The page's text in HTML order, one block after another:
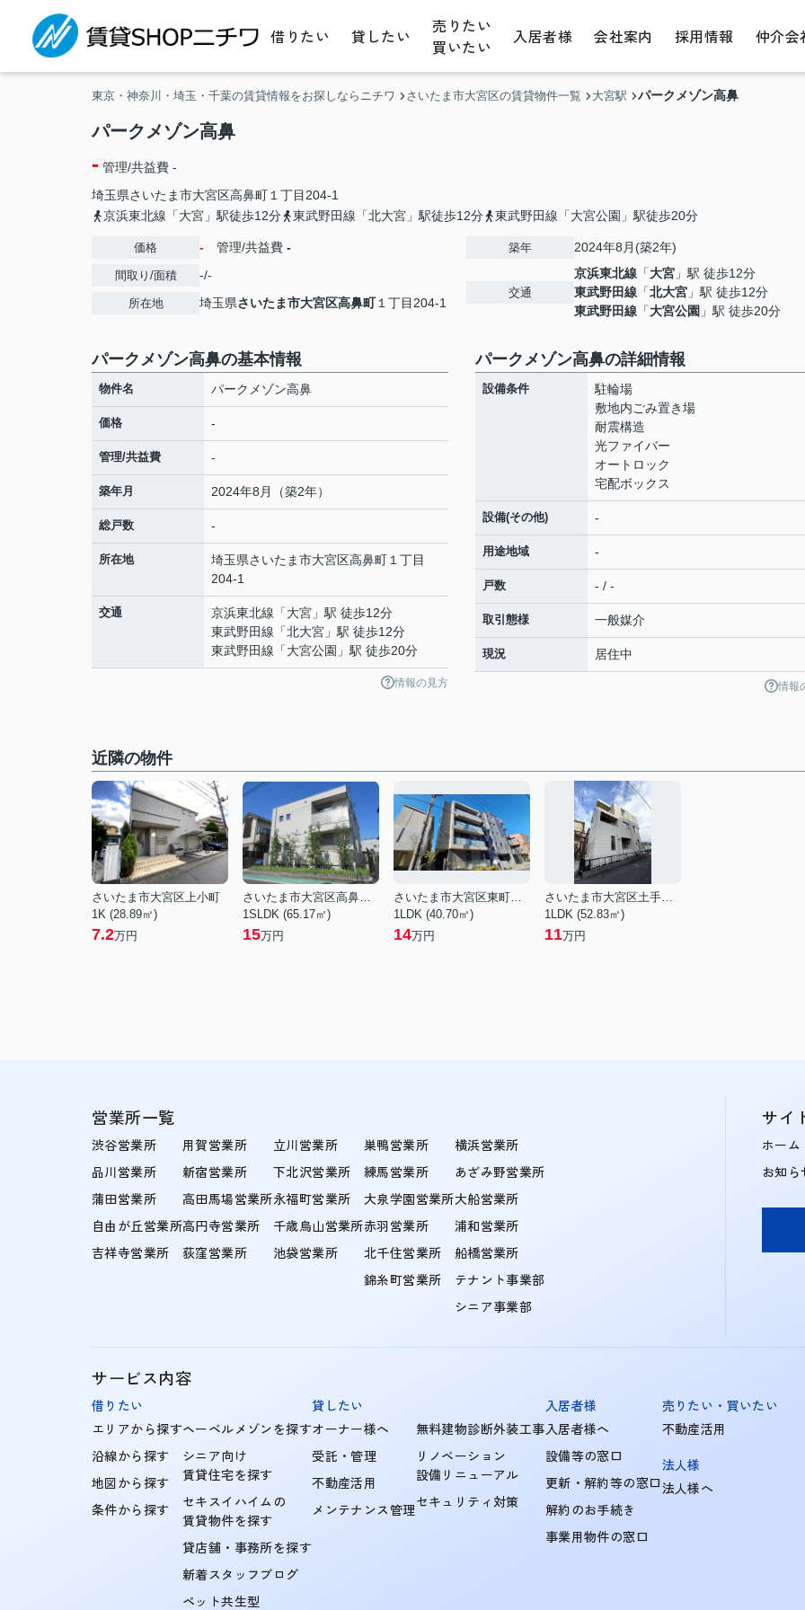
借りたい 貸したい
売りたい
買いたい
入居者様 会社案内 採用情報 仲介会
東京・神奈川・埼玉・千葉の賃貸情報をお探しならニチワ さいたま市大宮区の賃貸物件一覧 大宮駅 パークメゾン高鼻
パークメゾン高鼻
- 管理/共益費 -
埼玉県さいたま市大宮区高鼻町 １丁目204-1
京浜東北線「大宮」駅徒歩12分
東武野田線「北大宮」駅徒歩12分 東武野田線「大宮公園」駅徒歩20分
価格 - 管理/共益費 -
間取り/面積 -/-
所在地 埼玉県さいたま市大宮区高鼻町１丁目204-1
築年 2024年8月(築2年)
交通
京浜東北線 「大宮 」駅 徒歩12分
東武野田線 「北大宮 」駅 徒歩12分
東武野田線 「大宮公園 」駅 徒歩20分
パークメゾン高鼻の基本情報
物件名 パークメゾン高鼻
価格 -
管理/共益費 -
築年月 2024年8月（築2年）
総戸数 -
所在地 埼玉県さいたま市大宮区高鼻町 １丁目
204-1
交通 京浜東北線 「大宮 」駅 徒歩12分
東武野田線 「北大宮 」駅 徒歩12分
東武野田線 「大宮公園 」駅 徒歩20分
情報の見方
パークメゾン高鼻の詳細情報
設備条件
駐輪場
敷地内ごみ置き場
耐震構造
光ファイバー
オートロック
宅配ボックス
設備(その他) -
用途地域 -
戸数 - / -
取引態様 一般媒介
現況 居住中
情報
近隣の物件
さいたま市大宮区上小町
1K (28.89㎡)
7.2万円
さいたま市大宮区高鼻町１丁目
1SLDK (65.17㎡)
15万円
さいたま市大宮区東町２丁目
1LDK (40.70㎡)
14万円
さいたま市大宮区土手町１丁目
1LDK (52.83㎡)
11万円
営業所一覧
渋谷営業所
品川営業所
蒲田営業所
自由が丘営業所
吉祥寺営業所
用賀営業所
新宿営業所
高田馬場営業所
高円寺営業所
荻窪営業所
立川営業所
下北沢営業所
永福町営業所
千歳烏山営業所
池袋営業所
巣鴨営業所
練馬営業所
大泉学園営業所
赤羽営業所
北千住営業所
錦糸町営業所
横浜営業所
あざみ野営業所
大船営業所
浦和営業所
船橋営業所
テナント事業部
シニア事業部
サイ
ホーム
お知ら
サービス内容
借りたい
エリアから探す
沿線から探す
地図から探す
条件から探す
ヘーベルメゾンを探す
シニア向け
賃貸住宅を探す
セキスイハイムの
賃貸物件を探す
貸店舗・事務所を探す
新着スタッフブログ
ペット共生型
貸したい
オーナー様へ
受託・管理
不動産活用
メンテナンス管理
無料建物診断外装工事
リノベーション
設備リニューアル
セキュリティ対策
入居者様
入居者様へ
設備等の窓口
更新・解約等の窓口
解約のお手続き
事業用物件の窓口
売りたい・買いたい
不動産活用
法人様
法人様へ